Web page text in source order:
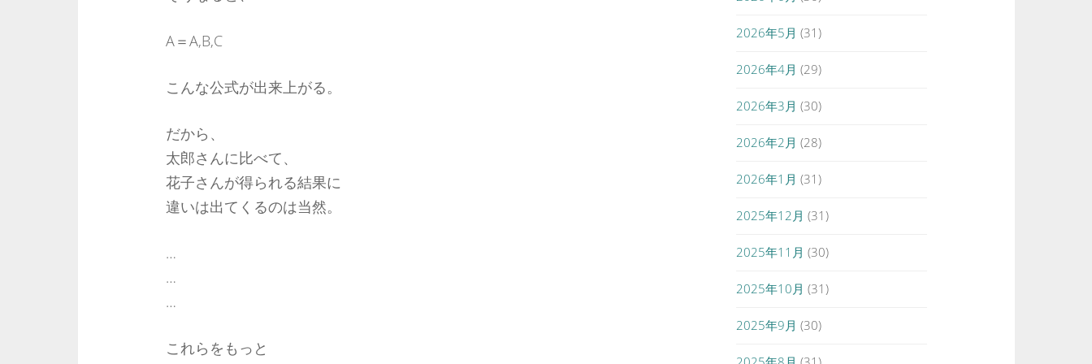
A＝A,B,C
こんな公式が出来上がる。
だから、
太郎さんに比べて、
花子さんが得られる結果に
違いは出てくるのは当然。
…
…
…
これらをもっと
2026年5月 (31)
2026年4月 (29)
2026年3月 (30)
2026年2月 (28)
2026年1月 (31)
2025年12月 (31)
2025年11月 (30)
2025年10月 (31)
2025年9月 (30)